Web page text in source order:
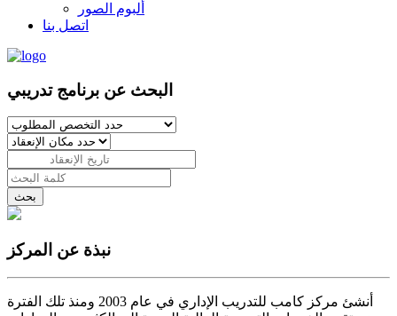
ألبوم الصور
اتصل بنا
البحث عن برنامج تدريبي
بحث
نبذة عن المركز
أنشئ مركز كامب للتدريب الإداري في عام 2003 ومنذ تلك الفترة